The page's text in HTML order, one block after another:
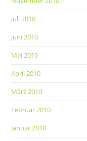
Juli 2010
Juni 2010
Mai 2010
April 2010
März 2010
Februar 2010
Januar 2010